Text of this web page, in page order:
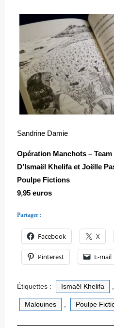
Sandrine Damie
Opération Manchots – Team
D’Ismaël Khelifa et Joëlle
Poulpe Fictions
9,95 euros
Partager :
Facebook X
Pinterest E-mail
Étiquettes : Ismaël Khelifa
Malouines Poulpe